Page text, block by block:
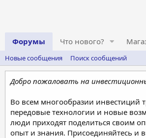
Форумы Что нового?
Новые сообщения Поиск сообщений
Добро пожаловать на
Во всем многообразии инвестиций
передовые технологии и новые
люди приходят поделиться своим
опыт и знания. Присоединяйтесь и